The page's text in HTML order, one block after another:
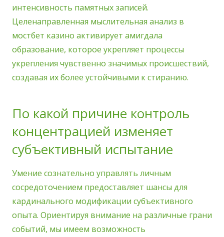
интенсивность памятных записей.
Целенаправленная мыслительная анализ в
мостбет казино активирует амигдала
образование, которое укрепляет процессы
укрепления чувственно значимых происшествий,
создавая их более устойчивыми к стиранию.
По какой причине контроль
концентрацией изменяет
субъективный испытание
Умение сознательно управлять личным
сосредоточением предоставляет шансы для
кардинального модификации субъективного
опыта. Ориентируя внимание на различные грани
событий, мы имеем возможность